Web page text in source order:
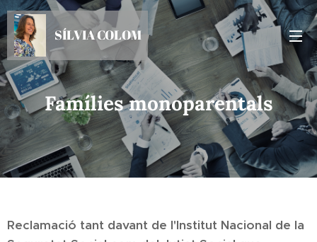
SÍLVIA COLOM
Famílies monoparentals
Reclamació tant davant de l'Institut Nacional de la